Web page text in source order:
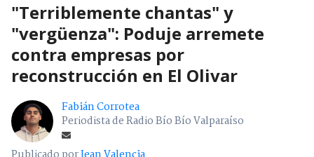
"Terriblemente chantas" y
"vergüenza": Poduje arremete
contra empresas por
reconstrucción en El Olivar
Fabián Corrotea
Periodista de Radio Bío Bío Valparaíso